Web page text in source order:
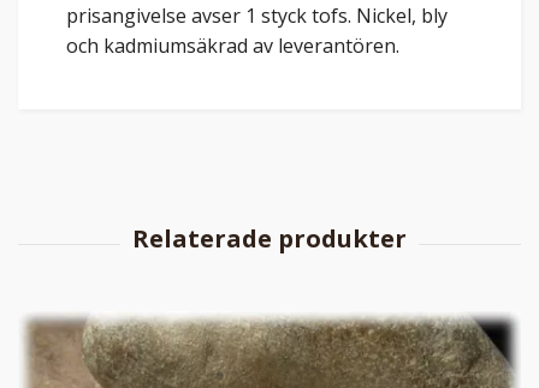
prisangivelse avser 1 styck tofs. Nickel, bly
och kadmiumsäkrad av leverantören.